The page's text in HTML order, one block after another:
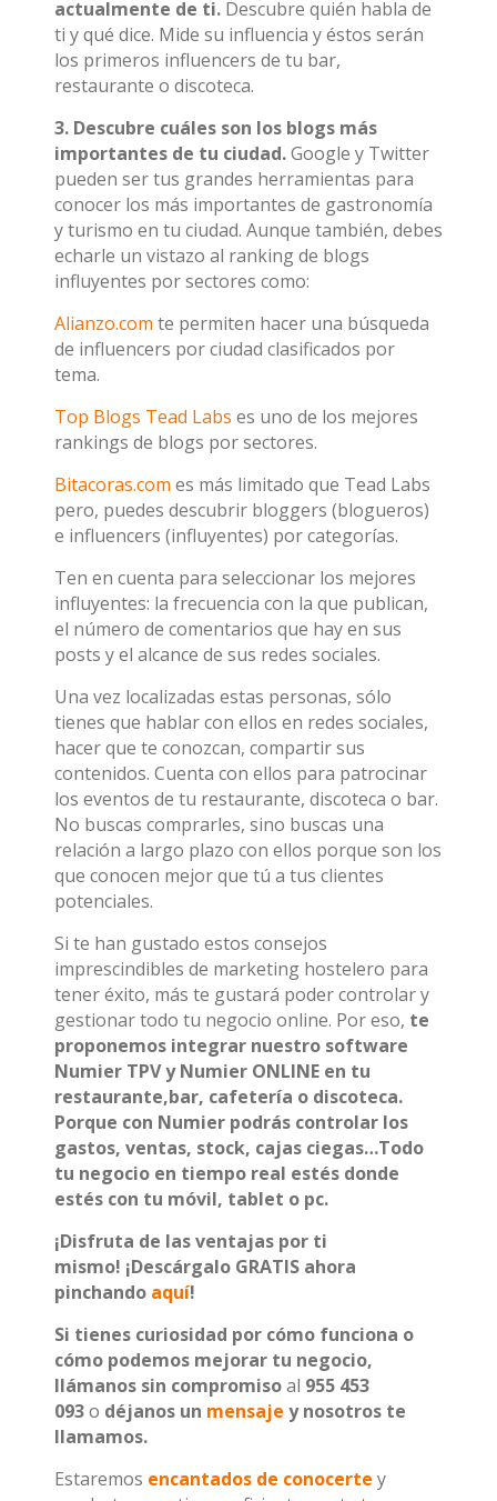
actualmente de ti. Descubre quién habla de
ti y qué dice. Mide su influencia y éstos serán
los primeros influencers de tu bar,
restaurante o discoteca.
3. Descubre cuáles son los blogs más
importantes de tu ciudad.Google y Twitter
pueden ser tus grandes herramientas para
conocer los más importantes de gastronomía
y turismo en tu ciudad. Aunque también, debes
echarle un vistazo al ranking de blogs
influyentes por sectores como:
Alianzo.com te permiten hacer una búsqueda
de influencers por ciudad clasificados por
tema.
Top Blogs Tead Labs es uno de los mejores
rankings de blogs por sectores.
Bitacoras.com es más limitado que Tead Labs
pero, puedes descubrir bloggers (blogueros)
e influencers (influyentes) por categorías.
Ten en cuenta para seleccionar los mejores
influyentes: la frecuencia con la que publican,
el número de comentarios que hay en sus
posts y el alcance de sus redes sociales.
Una vez localizadas estas personas, sólo
tienes que hablar con ellos en redes sociales,
hacer que te conozcan, compartir sus
contenidos. Cuenta con ellos para patrocinar
los eventos de tu restaurante, discoteca o bar.
No buscas comprarles, sino buscas una
relación a largo plazo con ellos porque son los
que conocen mejor que tú a tus clientes
potenciales.
Si te han gustado estos consejos
imprescindibles de marketing hostelero para
tener éxito, más te gustará poder controlar y
gestionar todo tu negocio online. Por eso, te
proponemos integrar nuestro software
Numier TPV y Numier ONLINE en tu
restaurante,bar, cafetería o discoteca.
Porque con Numier podrás controlar los
gastos, ventas, stock, cajas ciegas…Todo
tu negocio en tiempo real estés donde
estés con tu móvil, tablet o pc.
¡Disfruta de las ventajas por ti
mismo! ¡Descárgalo GRATIS ahora
pinchando aquí!
Si tienes curiosidad por cómo funciona o
cómo podemos mejorar tu negocio,
llámanos sin compromisoal 955 453
093o déjanos un mensaje y nosotros te
llamamos.
Estaremos encantados de conocerte y